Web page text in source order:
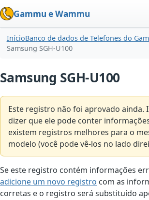
Gammu e Wammu
InícioBanco de dados de Telefones do
Samsung SGH-U100
Samsung SGH-U100
Este registro não foi aprovado ainda.
dizer que ele pode conter
existem registros melhores para o
modelo (você pode vê-los no lado
Se este registro contém informações
adicione um novo registro com as
corretas e o registro será substituído